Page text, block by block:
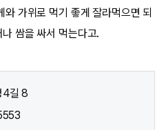
가위로 먹기 좋게 잘라먹으면 되
쌈을 싸서 먹는다고.
4길 8